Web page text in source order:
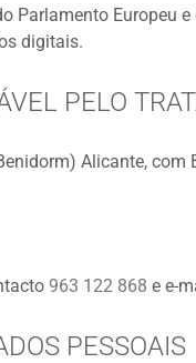
Europeu
digitais.
PELO
Alicante,
963 122 868 e e-
PESSOAIS